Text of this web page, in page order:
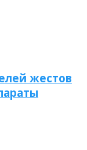
жестов